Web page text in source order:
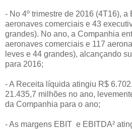
- No 4º trimestre de 2016 (4T16), a
aeronaves comerciais e 43
grandes). No ano, a Companhia
aeronaves comerciais e 117
leves e 44 grandes), alcançando
para 2016;
- A Receita líquida atingiu R$
21.435,7 milhões no ano,
da Companhia para o ano;
- As margens EBIT e EBITDA²